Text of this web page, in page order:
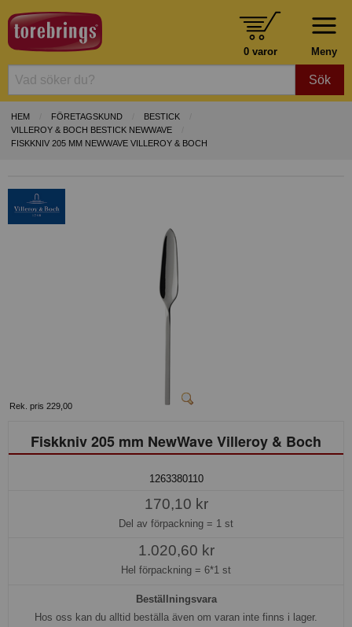
Meny
0 varor
Sök
HEM FÖRETAGSKUND
BESTICK
VILLEROY & BOCH BESTICK NEWWAVE
FISKKNIV 205 MM NEWWAVE VILLEROY & BOCH
Rek. pris 229,00
Fiskkniv 205 mm NewWave Villeroy & Boch
1263380110
170,10 kr
Del av förpackning = 1 st
1.020,60 kr
Hel förpackning = 6*1 st
Beställningsvara
Hos oss kan du alltid beställa även om varan inte finns i lager.